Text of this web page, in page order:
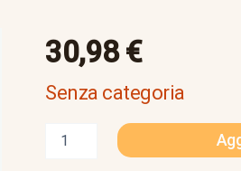
30,98€
Senza categoria
economia
della
analisi